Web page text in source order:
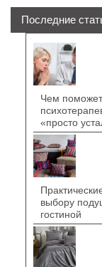
Последние
Чем поможет
«просто
выбору
гостиной